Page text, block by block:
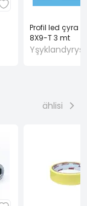
Profil led çyra
8X9-T 3 mt
ählisi